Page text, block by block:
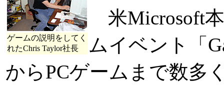
ゲームの説明をしてく
れたChris Taylor社長
米Microsoft
ムイベント「
からPCゲームまで数多